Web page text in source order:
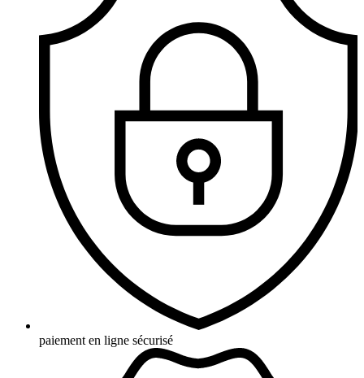
paiement en ligne sécurisé